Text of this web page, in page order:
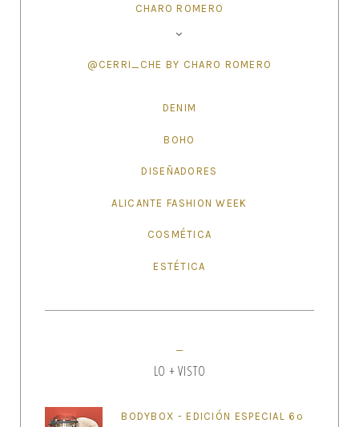
CHARO ROMERO
@CERRI_CHE BY CHARO ROMERO
DENIM
BOHO
DISEÑADORES
ALICANTE FASHION WEEK
COSMÉTICA
ESTÉTICA
LO + VISTO
BODYBOX - EDICIÓN ESPECIAL 6º